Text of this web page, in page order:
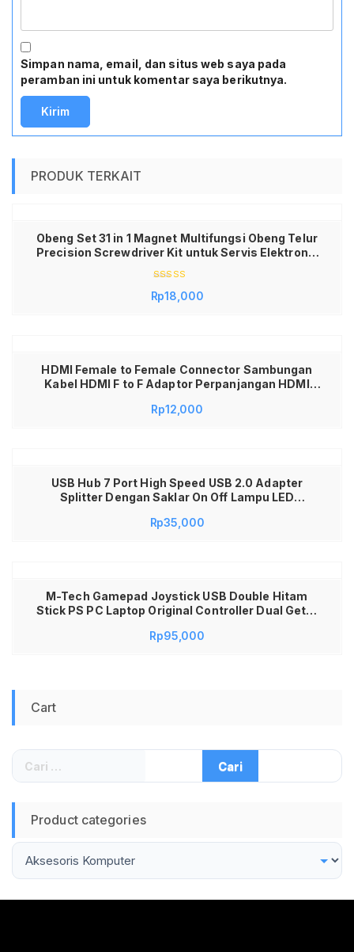
Simpan nama, email, dan situs web saya pada
peramban ini untuk komentar saya berikutnya.
PRODUK TERKAIT
Obeng Set 31 in 1 Magnet Multifungsi Obeng Telur
Precision Screwdriver Kit untuk Servis Elektronik
Lengkap Praktis & Mudah Dibawa
5.00
dari 5
Rp18,000
HDMI Female to Female Connector Sambungan
Kabel HDMI F to F Adaptor Perpanjangan HDMI
Proyektor Full HD 1080P 4K Plug and Play Koneksi
Rp12,000
USB Hub 7 Port High Speed USB 2.0 Adapter
Splitter Dengan Saklar On Off Lampu LED
Printer Extension Penambah Lubang USB Laptop
Rp35,000
M-Tech Gamepad Joystick USB Double Hitam
Stick PS PC Laptop Original Controller Dual Getar
Emulator PES FIFA GTA Desain Ergonomis Kuat
Rp95,000
Cart
Cari
untuk:
Product categories